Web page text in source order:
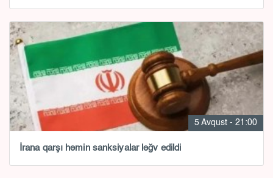
5 Avqust - 21:00
İrana qarşı həmin sanksiyalar ləğv edildi